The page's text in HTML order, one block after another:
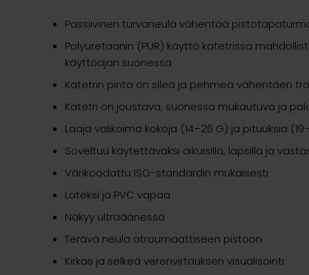
Passiivinen turvaneula vähentää
Polyuretaanin (PUR) käyttö katetrissa
käyttöajan suonessa
Katetrin pinta on sileä ja pehmeä vähentäen
Katetri on joustava, suonessa mukautuva ja
Laaja valikoima kokoja (14–26 G) ja pituuksia
Soveltuu käytettäväksi aikuisilla, lapsilla ja
Värikoodattu ISO-standardin mukaisesti
Lateksi ja PVC vapaa
Näkyy ultraäänessä
Terävä neula atraumaattiseen pistoon
Kirkas ja selkeä verenvirtauksen visualisointi